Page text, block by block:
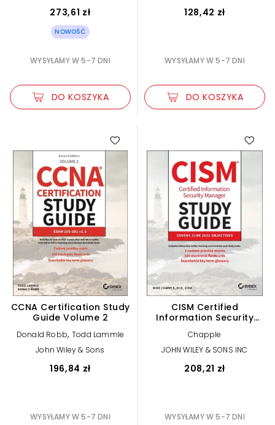
273,61 zł
NOWOŚĆ
WYSYŁAMY W 5-7 DNI
DO KOSZYKA
128,42 zł
WYSYŁAMY W 5-7 DNI
DO KOSZYKA
CCNA Certification Study
Guide Volume 2
Donald Robb,Todd Lammle
John Wiley & Sons
196,84 zł
WYSYŁAMY W 5-7 DNI
CISM Certified
Information Security
Chapple
JOHN WILEY & SONS INC
208,21 zł
WYSYŁAMY W 5-7 DNI